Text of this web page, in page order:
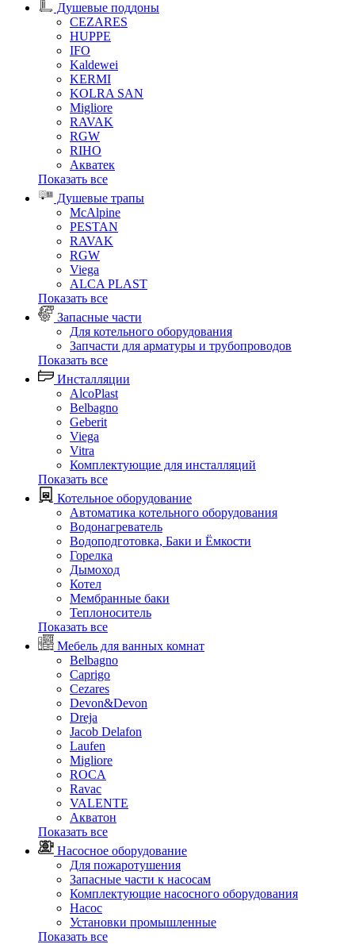
Душевые поддоны
CEZARES
HUPPE
IFO
Kaldewei
KERMI
KOLRA SAN
Migliore
RAVAK
RGW
RIHO
Акватек
Показать все
Душевые трапы
McAlpine
PESTAN
RAVAK
RGW
Viega
АLCA PLAST
Показать все
Запасные части
Для котельного оборудования
Запчасти для арматуры и трубопроводов
Показать все
Инсталляции
AlcoPlast
Belbagno
Geberit
Viega
Vitra
Комплектующие для инсталляций
Показать все
Котельное оборудование
Автоматика котельного оборудования
Водонагреватель
Водоподготовка, Баки и Ёмкости
Горелка
Дымоход
Котел
Мембранные баки
Теплоноситель
Показать все
Мебель для ванных комнат
Belbagno
Caprigo
Cezares
Devon&Devon
Dreja
Jacob Delafon
Laufen
Migliore
ROCA
Rаvac
VALENTE
Акватон
Показать все
Насосное оборудование
Для пожаротушения
Запасные части к насосам
Комплектующие насосного оборудования
Насос
Установки промышленные
Показать все